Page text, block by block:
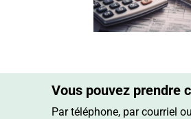
Vous pouvez prendre
Par téléphone, par courriel